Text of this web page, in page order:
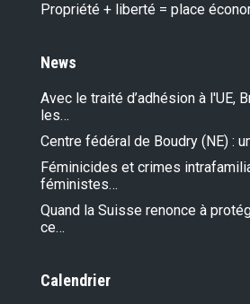
Propriété + liberté = place
News
Avec le traité d’adhésion à l'UE,
les…
Centre fédéral de Boudry (NE) :
Féminicides et crimes
féministes…
Quand la Suisse renonce à
ce…
Calendrier